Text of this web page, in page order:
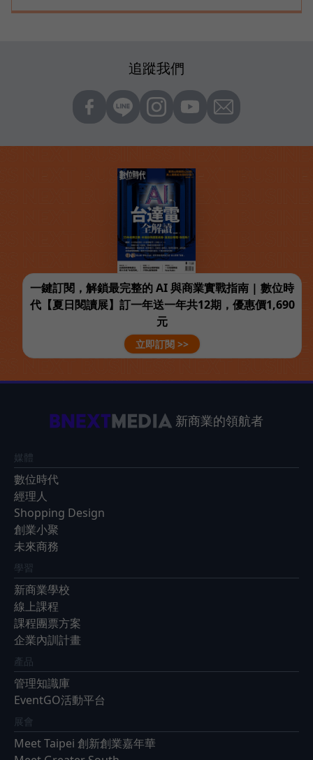
追蹤我們
一鍵訂閱，解鎖最完整的 AI 與商業實戰指南 | 數位時
代【夏日閱讀展】訂一年送一年共12期，優惠價1,690
元
立即訂閱 >>
新商業的領航者
媒體
數位時代
經理人
Shopping Design
創業小聚
未來商務
學習
新商業學校
線上課程
課程團票方案
企業內訓計畫
產品
管理知識庫
EventGO活動平台
展會
Meet Taipei 創新創業嘉年華